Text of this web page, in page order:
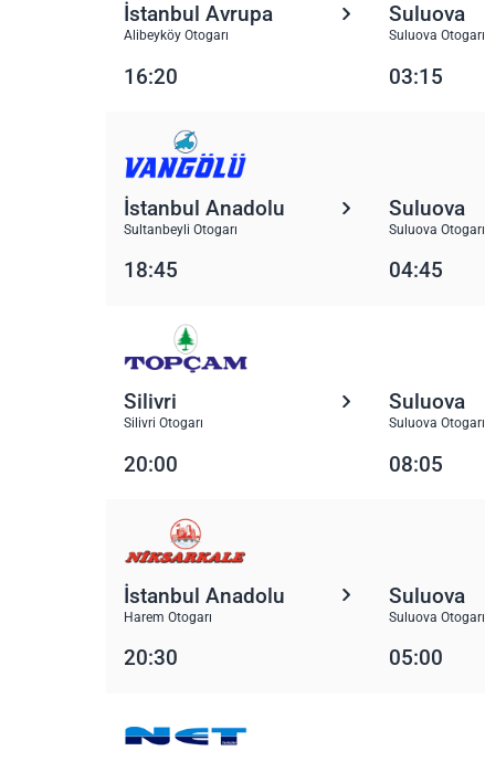
İstanbul Avrupa
Alibeyköy Otogarı
Suluova
Suluova Otogarı
16:20 03:15
İstanbul Anadolu
Sultanbeyli Otogarı
Suluova
Suluova Otogarı
18:45 04:45
Silivri
Silivri Otogarı
Suluova
Suluova Otogarı
20:00 08:05
İstanbul Anadolu
Harem Otogarı
Suluova
Suluova Otogarı
20:30 05:00